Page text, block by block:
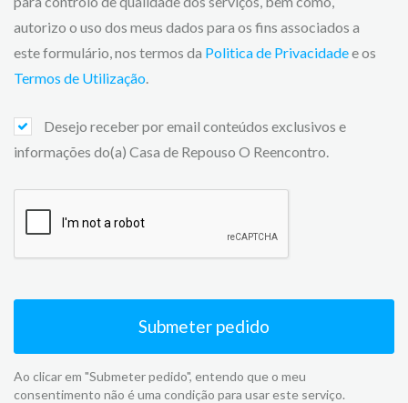
autorizo o uso dos meus dados para os fins associados a
este formulário, nos termos da Politica de Privacidadee os
Termos de Utilização.
Desejo receber por email conteúdos exclusivos e
informações do(a) Casa de Repouso O Reencontro.
Submeter pedido
Ao clicar em "Submeter pedido", entendo que o meu
consentimento não é uma condição para usar este serviço.